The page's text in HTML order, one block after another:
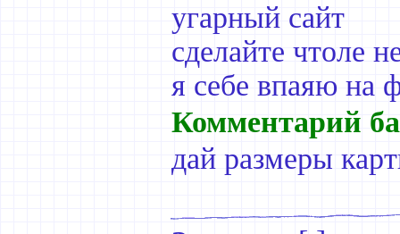
угарный сайт
сделайте чтоле
я себе впаяю на
Комментарий
дай размеры